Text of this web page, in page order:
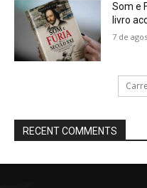
Som e
livro
7 de
RECENT COMMENTS